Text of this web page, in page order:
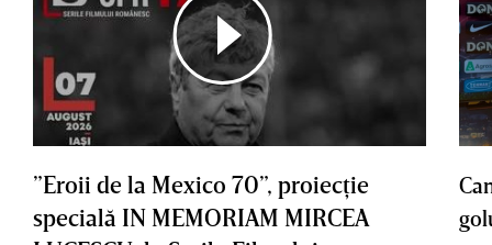
”Eroii de la Mexico 70”, proiecţie
specială IN MEMORIAM MIRCEA